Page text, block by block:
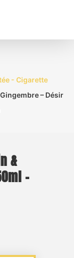
- Cigarette
– Désir
&
–